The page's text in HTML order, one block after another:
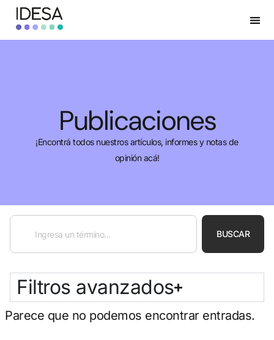
Publicaciones
¡Encontrá todos nuestros artículos, informes y notas de
opinión acá!
BUSCAR
Filtros avanzados
Parece que no podemos encontrar entradas.